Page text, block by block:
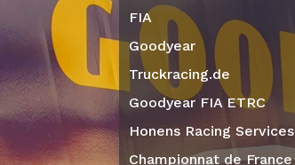
FIA
Goodyear
Truckracing.de
Goodyear FIA ETRC
Honens Racing Services
Championnat de France